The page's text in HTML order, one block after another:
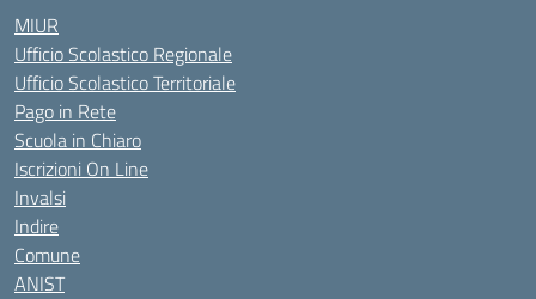
MIUR
Ufficio Scolastico Regionale
Ufficio Scolastico Territoriale
Pago in Rete
Scuola in Chiaro
Iscrizioni On Line
Invalsi
Indire
Comune
ANIST